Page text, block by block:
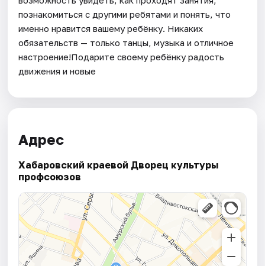
познакомиться с другими ребятами и понять, что
именно нравится вашему ребёнку. Никаких
обязательств — только танцы, музыка и отличное
настроение!Подарите своему ребёнку радость
движения и новые
Адрес
Хабаровский краевой Дворец культуры
профсоюзов